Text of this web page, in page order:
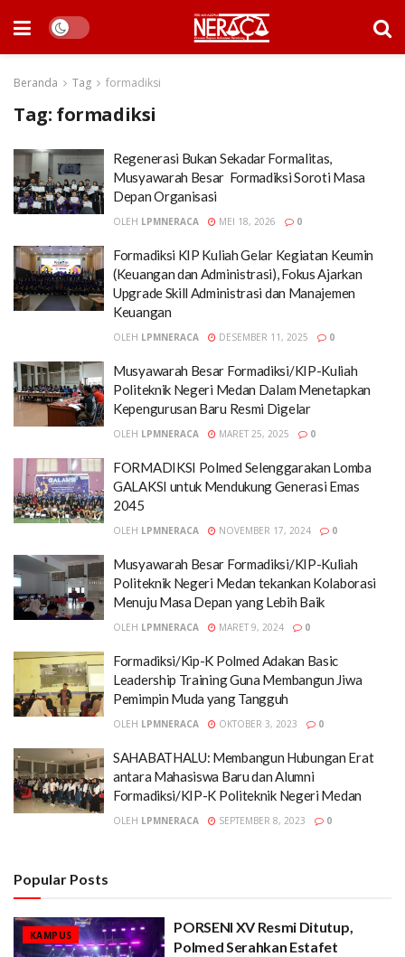
Beranda Tag formadiksi
Tag: formadiksi
Regenerasi Bukan Sekadar Formalitas,
Musyawarah Besar Formadiksi Soroti Masa
Depan Organisasi
OLEH LPMNERACA MEI 18, 2026 0
Formadiksi KIP Kuliah Gelar Kegiatan Keumin
(Keuangan dan Administrasi), Fokus Ajarkan
Upgrade Skill Administrasi dan Manajemen
Keuangan
OLEH LPMNERACA DESEMBER 11, 2025 0
Musyawarah Besar Formadiksi/KIP-Kuliah
Politeknik Negeri Medan Dalam Menetapkan
Kepengurusan Baru Resmi Digelar
OLEH LPMNERACA MARET 25, 2025 0
FORMADIKSI Polmed Selenggarakan Lomba
GALAKSI untuk Mendukung Generasi Emas
2045
OLEH LPMNERACA NOVEMBER 17, 2024 0
Musyawarah Besar Formadiksi/KIP-Kuliah
Politeknik Negeri Medan tekankan Kolaborasi
Menuju Masa Depan yang Lebih Baik
OLEH LPMNERACA MARET 9, 2024 0
Formadiksi/Kip-K Polmed Adakan Basic
Leadership Training Guna Membangun Jiwa
Pemimpin Muda yang Tangguh
OLEH LPMNERACA OKTOBER 3, 2023 0
SAHABATHALU: Membangun Hubungan Erat
antara Mahasiswa Baru dan Alumni
Formadiksi/KIP-K Politeknik Negeri Medan
OLEH LPMNERACA SEPTEMBER 8, 2023 0
Popular Posts
KAMPUS
PORSENI XV Resmi Ditutup,
Polmed Serahkan Estafet